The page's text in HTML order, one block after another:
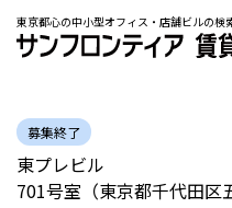
東京都心の中小型オフィス・店舗ビルの検
募集終了
東プレビル
701号室（東京都千代田区